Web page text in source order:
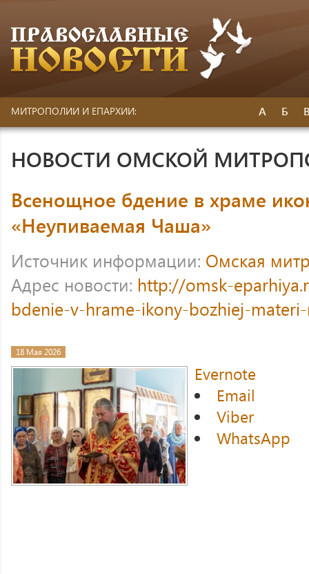
МИТРОПОЛИИ И ЕПАРХИИ: А Б
НОВОСТИ ОМСКОЙ
Всенощное бдение в храме
«Неупиваемая Чаша»
Источник информации: Омская
Адрес новости: http://omsk-
bdenie-v-hrame-ikony-bozhiej-
18 Мая 2026
Evernote
Email
Viber
WhatsApp